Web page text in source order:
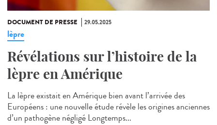
DOCUMENT DE PRESSE 29.05.2025
lèpre
Révélations sur l’histoire de la
lèpre en Amérique
La lèpre existait en Amérique bien avant l’arrivée des
Européens : une nouvelle étude révèle les origines anciennes
d’un pathogène négligé Longtemps...